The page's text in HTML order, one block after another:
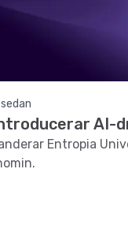
AI-
Entropia